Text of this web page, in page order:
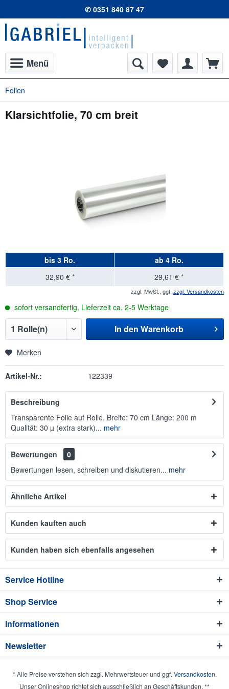
✆ 0351 840 87 47
Menü
Folien
Klarsichtfolie, 70 cm breit
bis 3 Ro. ab 4 Ro.
32,90 € *
29,61 € *
zzgl. MwSt., ggf. zzgl. Versandkosten
sofort versandfertig, Lieferzeit ca. 2-5 Werktage
In den Warenkorb
Merken
Artikel-Nr.: 122339
Beschreibung
Transparente Folie auf Rolle. Breite: 70 cm Länge: 200 m
Qualität: 30 µ (extra stark)... mehr
Bewertungen
0
Bewertungen lesen, schreiben und diskutieren... mehr
Ähnliche Artikel
Kunden kauften auch
Kunden haben sich ebenfalls angesehen
Service Hotline
Shop Service
Informationen
Newsletter
* Alle Preise verstehen sich zzgl. Mehrwertsteuer und ggf. Versandkosten.
Unser Onlineshop richtet sich ausschließlich an Geschäftskunden. **